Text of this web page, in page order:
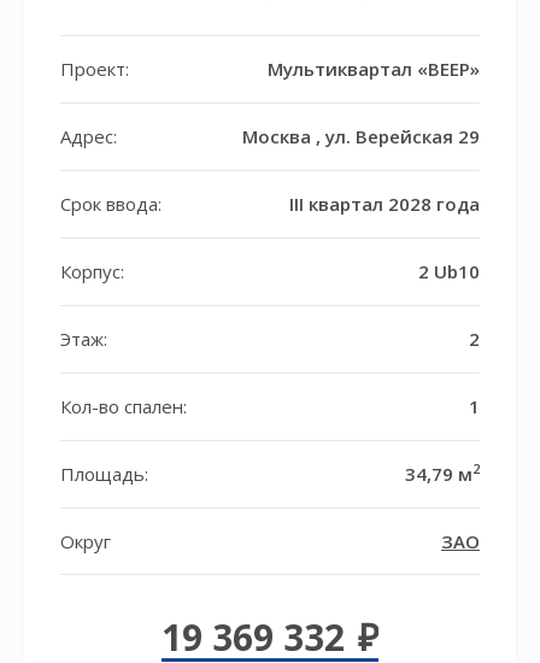
Проект: Мультиквартал «ВЕЕР»
Адрес: Москва , ул. Верейская 29
Срок ввода: III квартал 2028 года
Корпус: 2 Ub10
Этаж: 2
Кол-во спален: 1
Площадь: 34,79 м2
Округ ЗАО
19 369 332